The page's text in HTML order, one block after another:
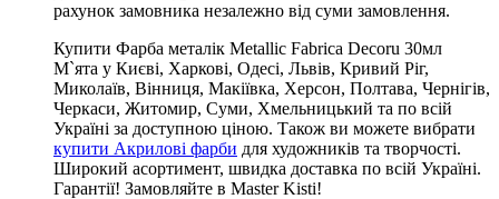
рахунок замовника незалежно від суми замовлення.
Купити Фарба металік Metallic Fabrica Decoru 30мл
М`ята у Києві, Харкові, Одесі, Львів, Кривий Ріг,
Миколаїв, Вінниця, Макіївка, Херсон, Полтава, Чернігів,
Черкаси, Житомир, Суми, Хмельницький та по всій
Україні за доступною ціною. Також ви можете вибрати
купити Акрилові фарби для художників та творчості.
Широкий асортимент, швидка доставка по всій Україні.
Гарантії! Замовляйте в Master Kisti!